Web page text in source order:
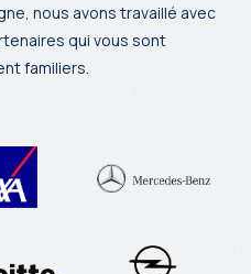
nous avons travaillé avec
qui vous sont
familiers.